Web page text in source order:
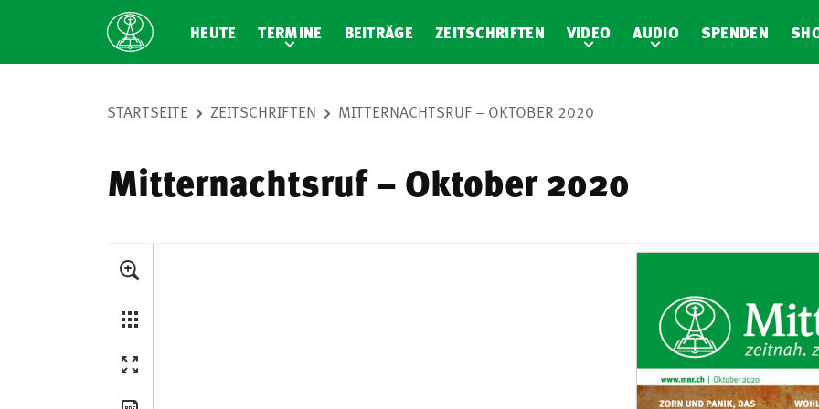
HEUTE TERMINE BEITRÄGE ZEITSCHRIFTEN VIDEO AUDIO SPENDEN
STARTSEITE ZEITSCHRIFTEN MITTERNACHTSRUF – OKTOBER 2020
Mitternachtsruf – Oktober 2020